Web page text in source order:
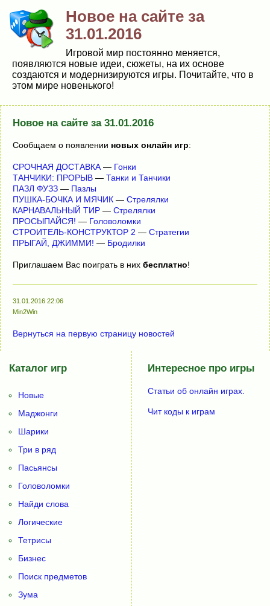
Новое на сайте за
31.01.2016
Игровой мир постоянно меняется,
появляются новые идеи, сюжеты, на их основе
создаются и модернизируются игры. Почитайте, что в
этом мире новенького!
Новое на сайте за 31.01.2016
Сообщаем о появлении новых онлайн игр:
СРОЧНАЯ ДОСТАВКА — Гонки
ТАНЧИКИ: ПРОРЫВ — Танки и Танчики
ПАЗЛ ФУЗЗ — Пазлы
ПУШКА-БОЧКА И МЯЧИК — Стрелялки
КАРНАВАЛЬНЫЙ ТИР — Стрелялки
ПРОСЫПАЙСЯ! — Головоломки
СТРОИТЕЛЬ-КОНСТРУКТОР 2 — Стратегии
ПРЫГАЙ, ДЖИММИ! — Бродилки
Приглашаем Вас поиграть в них бесплатно!
31.01.2016 22:06
Min2Win
Вернуться на первую страницу новостей
Каталог игр
Новые
Маджонги
Шарики
Три в ряд
Пасьянсы
Головоломки
Найди слова
Логические
Тетрисы
Бизнес
Поиск предметов
Зума
Интересное про игры
Статьи об онлайн играх.
Чит коды к играм